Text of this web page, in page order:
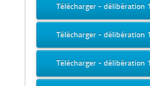
Télécharger - délibération
Télécharger - délibération
Télécharger - délibération